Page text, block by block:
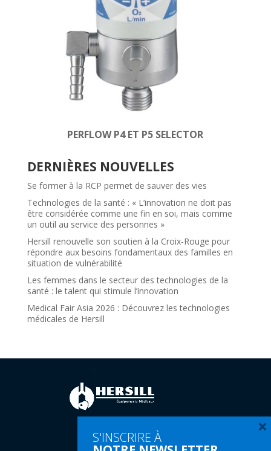
PERFLOW P4 ET P5 SELECTOR
DERNIÈRES NOUVELLES
Se former à la RCP permet de sauver des vies
Technologies de la santé : « L’innovation ne doit pas
être considérée comme une fin en soi, mais comme
un outil au service des personnes »
Hersill renouvelle son soutien à la Croix-Rouge pour
répondre aux besoins fondamentaux des familles en
situation de vulnérabilité
Les femmes dans le secteur des technologies de la
santé : le talent qui stimule l’innovation
Medical Fair Asia 2026 : Découvrez les technologies
médicales de Hersill
Tel:(+34) 91 616 60 00
S'INSCRIRE À ×